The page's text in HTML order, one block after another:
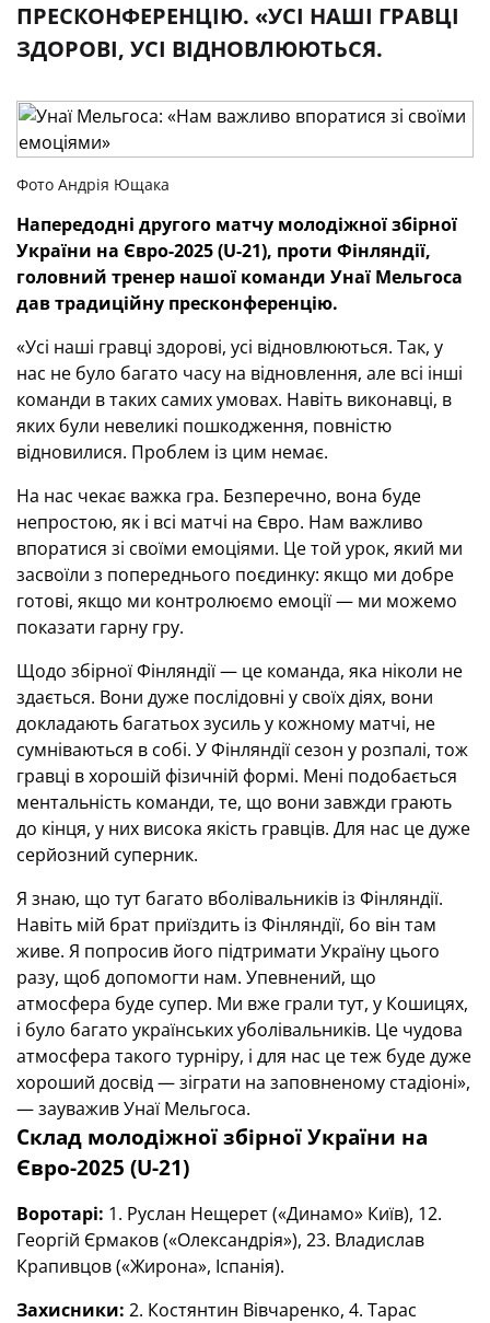
ПРЕСКОНФЕРЕНЦІЮ. «УСІ НАШІ ГРАВЦІ
ЗДОРОВІ, УСІ ВІДНОВЛЮЮТЬСЯ.
Фото Андрія Ющака
Напередодні другого матчу молодіжної збірної
України на Євро-2025 (U-21), проти Фінляндії,
головний тренер нашої команди Унаї Мельгоса
дав традиційну пресконференцію.
«Усі наші гравці здорові, усі відновлюються. Так, у
нас не було багато часу на відновлення, але всі інші
команди в таких самих умовах. Навіть виконавці, в
яких були невеликі пошкодження, повністю
відновилися. Проблем із цим немає.
На нас чекає важка гра. Безперечно, вона буде
непростою, як і всі матчі на Євро. Нам важливо
впоратися зі своїми емоціями. Це той урок, який ми
засвоїли з попереднього поєдинку: якщо ми добре
готові, якщо ми контролюємо емоції — ми можемо
показати гарну гру.
Щодо збірної Фінляндії — це команда, яка ніколи не
здається. Вони дуже послідовні у своїх діях, вони
докладають багатьох зусиль у кожному матчі, не
сумніваються в собі. У Фінляндії сезон у розпалі, тож
гравці в хорошій фізичній формі. Мені подобається
ментальність команди, те, що вони завжди грають
до кінця, у них висока якість гравців. Для нас це дуже
серйозний суперник.
Я знаю, що тут багато вболівальників із Фінляндії.
Навіть мій брат приїздить із Фінляндії, бо він там
живе. Я попросив його підтримати Україну цього
разу, щоб допомогти нам. Упевнений, що
атмосфера буде супер. Ми вже грали тут, у Кошицях,
і було багато українських уболівальників. Це чудова
атмосфера такого турніру, і для нас це теж буде дуже
хороший досвід — зіграти на заповненому стадіоні»,
— зауважив Унаї Мельгоса.
Склад молодіжної збірної України на
Євро-2025 (U-21)
Воротарі: 1. Руслан Нещерет («Динамо» Київ), 12.
Георгій Єрмаков («Олександрія»), 23. Владислав
Крапивцов («Жирона», Іспанія).
Захисники: 2. Костянтин Вівчаренко, 4. Тарас